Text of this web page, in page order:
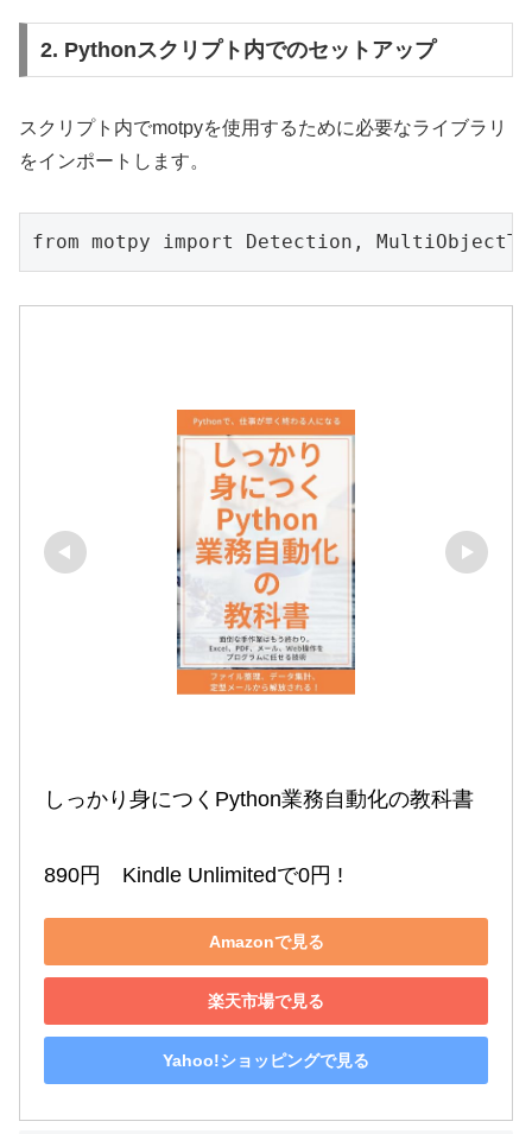
2. Pythonスクリプト内でのセットアップ
スクリプト内でmotpyを使用するために必要なライブラリ
をインポートします。
from motpy import Detection,
しっかり身につくPython業務自動化の教科書
890円　Kindle Unlimitedで0円 !
Amazonで見る
楽天市場で見る
Yahoo!ショッピングで見る